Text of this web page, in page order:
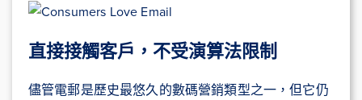
直接接觸客戶，不受演算法限制
儘管電郵是歷史最悠久的數碼營銷類型之一，但它仍